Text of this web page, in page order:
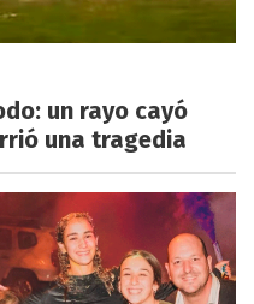
un rayo cayó
una tragedia